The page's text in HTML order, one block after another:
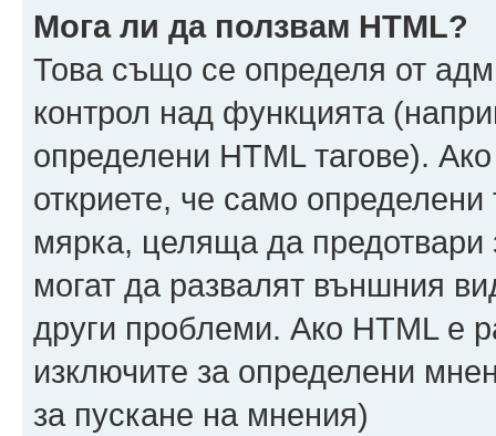
Мога ли да ползвам HTML?
Това също се определя от
контрол над функцията
определени HTML тагове).
откриете, че само определени
мярка, целяща да предотвари
могат да развалят външния
други проблеми. Ако HTML е
изключите за определени
за пускане на мнения)